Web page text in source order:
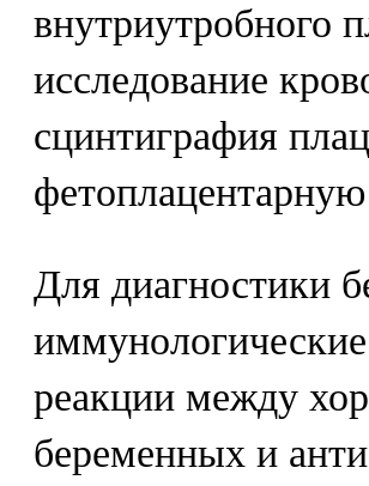
внутриутробного
исследование
сцинтиграфия
Для диагностики
реакции между
беременных и